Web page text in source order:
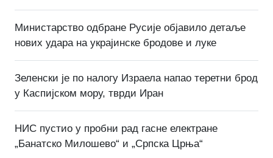
Министарство одбране Русије објавило детаље
нових удара на украјинске бродове и луке
Зеленски је по налогу Израела напао теретни брод
у Каспијском мору, тврди Иран
НИС пустио у пробни рад гасне електране
„Банатско Милошево“ и „Српска Црња“